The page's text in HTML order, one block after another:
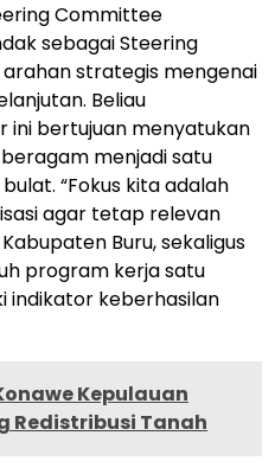
Committee
sebagai Steering
strategis mengenai
Beliau
ini bertujuan menyatukan
menjadi satu
“Fokus kita adalah
agar tetap relevan
Buru, sekaligus
program kerja satu
indikator keberhasilan
Kepulauan
Redistribusi Tanah